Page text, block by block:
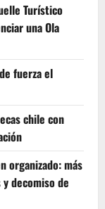
Turístico
una Ola
fuerza el
chile con
organizado: más
decomiso de